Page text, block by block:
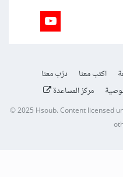
اكتب معنا
درّب معنا
مركز المساعدة
© 2025 Hsoub.Content licensed